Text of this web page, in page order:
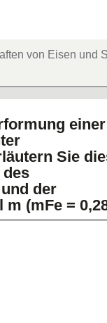
von Eisen und
einer
Sie
der
(mFe =